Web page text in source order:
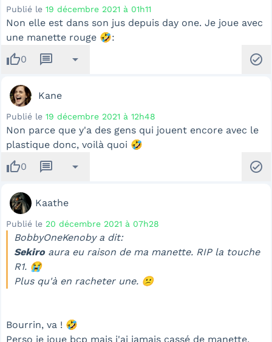
Publié le 19 décembre 2021 à 01h11
Non elle est dans son jus depuis day one. Je joue avec
une manette rouge 🤣:
thumb_up0 message arrow_drop_down check_circle
Kane
Publié le 19 décembre 2021 à 12h48
Non parce que y'a des gens qui jouent encore avec le
plastique donc, voilà quoi 🤣
thumb_up0 message arrow_drop_down check_circle
Kaathe
Publié le 20 décembre 2021 à 07h28
BobbyOneKenoby a dit:
Sekiroaura eu raison de ma manette. RIP la touche
R1. 😭
Plus qu'à en racheter une. 😕
Bourrin, va ! 🤣
Perso je joue bcp mais j'ai jamais cassé de manette,